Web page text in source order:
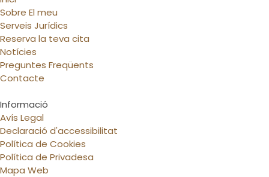
Sobre El meu
Serveis Jurídics
Reserva la teva cita
Notícies
Preguntes Freqüents
Contacte
Informació
Avís Legal
Declaració d'accessibilitat
Política de Cookies
Política de Privadesa
Mapa Web